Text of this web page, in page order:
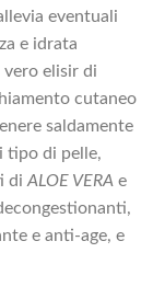
eventuali
e idrata
vero elisir di
cutaneo
saldamente
tipo di pelle,
diALOE VERA e
e anti-age, e